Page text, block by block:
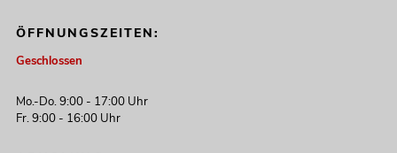
ÖFFNUNGSZEITEN:
Geschlossen
Mo.-Do. 9:00 - 17:00 Uhr
Fr. 9:00 - 16:00 Uhr